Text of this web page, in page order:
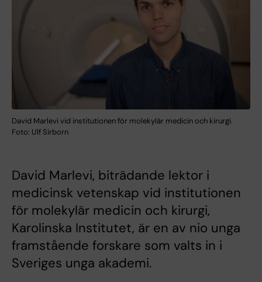
David Marlevi vid institutionen för molekylär medicin och kirurgi.
Foto: Ulf Sirborn
David Marlevi, biträdande lektor i
medicinsk vetenskap vid institutionen
för molekylär medicin och kirurgi,
Karolinska Institutet, är en av nio unga
framstående forskare som valts in i
Sveriges unga akademi.